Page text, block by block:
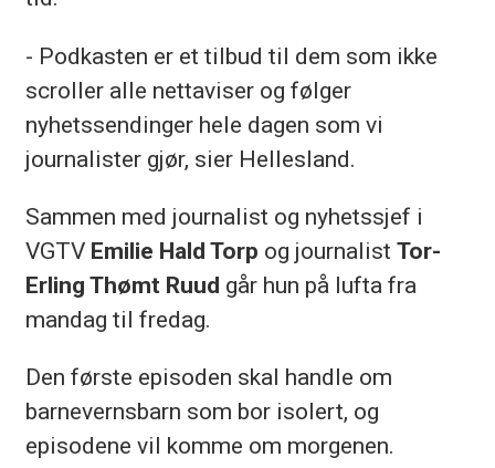
- Podkasten er et tilbud til dem som ikke
scroller alle nettaviser og følger
nyhetssendinger hele dagen som vi
journalister gjør, sier Hellesland.
Sammen med journalist og nyhetssjef i
VGTV Emilie Hald Torp og journalist Tor-
Erling Thømt Ruud går hun på lufta fra
mandag til fredag.
Den første episoden skal handle om
barnevernsbarn som bor isolert, og
episodene vil komme om morgenen.